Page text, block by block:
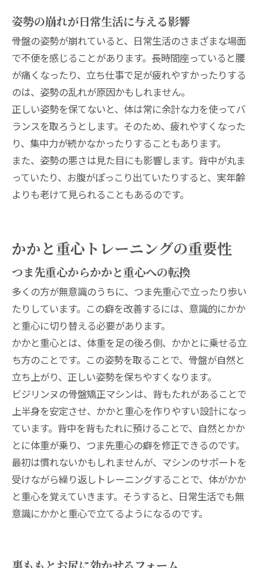
姿勢の崩れが日常生活に与える影響
骨盤の姿勢が崩れていると、日常生活のさまざまな場面
で不便を感じることがあります。長時間座っていると腰
が痛くなったり、立ち仕事で足が疲れやすかったりする
のは、姿勢の乱れが原因かもしれません。
正しい姿勢を保てないと、体は常に余計な力を使ってバ
ランスを取ろうとします。そのため、疲れやすくなった
り、集中力が続かなかったりすることもあります。
また、姿勢の悪さは見た目にも影響します。背中が丸ま
っていたり、お腹がぽっこり出ていたりすると、実年齢
よりも老けて見られることもあるのです。
かかと重心トレーニングの重要性
つま先重心からかかと重心への転換
多くの方が無意識のうちに、つま先重心で立ったり歩い
たりしています。この癖を改善するには、意識的にかか
と重心に切り替える必要があります。
かかと重心とは、体重を足の後ろ側、かかとに乗せる立
ち方のことです。この姿勢を取ることで、骨盤が自然と
立ち上がり、正しい姿勢を保ちやすくなります。
ビジリンヌの骨盤矯正マシンは、背もたれがあることで
上半身を安定させ、かかと重心を作りやすい設計になっ
ています。背中を背もたれに預けることで、自然とかか
とに体重が乗り、つま先重心の癖を修正できるのです。
最初は慣れないかもしれませんが、マシンのサポートを
受けながら繰り返しトレーニングすることで、体がかか
と重心を覚えていきます。そうすると、日常生活でも無
意識にかかと重心で立てるようになるのです。